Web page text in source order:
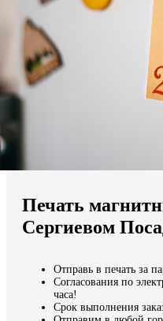
Мы доставляем по всему
Продолжить без города
Печать
Сергиевом
Отправь в печать за
Согласования по
часа!
Срок выполнения